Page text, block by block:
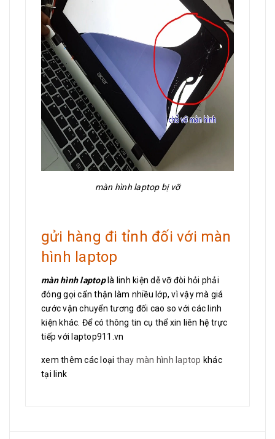
màn hình laptop bị vỡ
gửi hàng đi tỉnh đối với màn
hình laptop
màn hình laptoplà linh kiện dễ vỡ đòi hỏi phải
đóng gọi cẩn thận làm nhiều lớp, vì vậy mà giá
cước vận chuyển tương đối cao so với các linh
kiện khác. Để có thông tin cụ thể xin liên hệ trực
tiếp với laptop911.vn
xem thêm các loại thay màn hình laptop khác
tại link